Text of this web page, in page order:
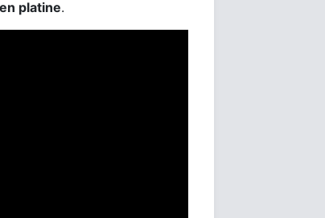
platine.